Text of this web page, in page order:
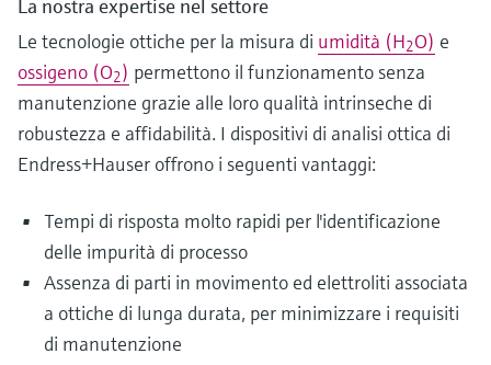
La nostra expertise nel settore
Le tecnologie ottiche per la misura di umidità (H2O) e
ossigeno (O2) permettono il funzionamento senza
manutenzione grazie alle loro qualità intrinseche di
robustezza e affidabilità. I dispositivi di analisi ottica di
Endress+Hauser offrono i seguenti vantaggi:
Tempi di risposta molto rapidi per l'identificazione
delle impurità di processo
Assenza di parti in movimento ed elettroliti associata
a ottiche di lunga durata, per minimizzare i requisiti
di manutenzione